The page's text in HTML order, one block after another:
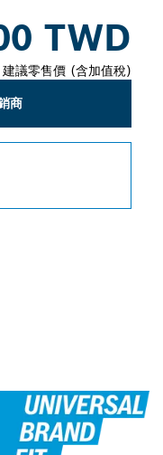
TWD
建議零售價 (含加值稅)
商